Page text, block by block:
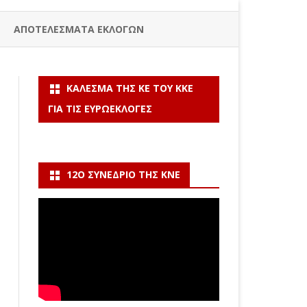
ΑΠΟΤΕΛΕΣΜΑΤΑ ΕΚΛΟΓΩΝ
ΚΆΛΕΣΜΑ ΤΗΣ ΚΕ ΤΟΥ ΚΚΕ
ΓΙΑ ΤΙΣ ΕΥΡΩΕΚΛΟΓΈΣ
12Ο ΣΥΝΈΔΡΙΟ ΤΗΣ ΚΝΕ